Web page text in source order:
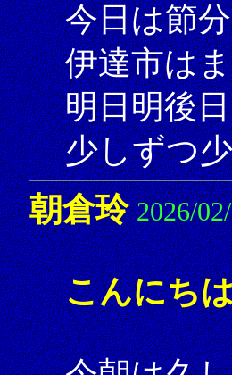
今日は節
伊達市は
明日明後
少しずつ
朝倉玲 2026/
こんにち